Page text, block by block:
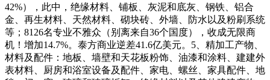
42%），此中，绝缘材料、铺板、灰泥和底灰、钢铁、铝合
金、再生材料、天然材料、砌块砖、外墙、防水以及粉刷系统
等；8126名专业不雅众（别离来自36个国度），收成无限商
机！增加14.7%。泰方商业逆差41.6亿美元。5、精加工产物、
材料及配件：地板、墙壁和天花板粉饰、油漆和涂料、建建外
表材料、厨房和浴室设备及配件、家电、螺丝、家具配件、地